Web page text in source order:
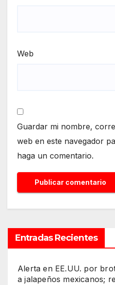
Web
Guardar mi nombre,
web en este navegador
haga un comentario.
Entradas Recientes
Alerta en EE.UU. por
a jalapeños mexicanos;